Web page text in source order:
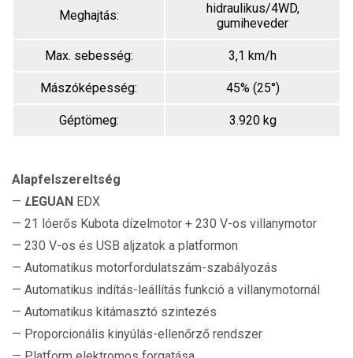
Meghajtás:
hidraulikus/4WD,
gumiheveder
Max. sebesség: 3,1 km/h
Mászóképesség: 45% (25°)
Géptömeg: 3.920 kg
Alapfelszereltség
— LEGUAN EDX
— 21 lóerős Kubota dízelmotor + 230 V-os villanymotor
— 230 V-os és USB aljzatok a platformon
— Automatikus motorfordulatszám-szabályozás
— Automatikus indítás-leállítás funkció a villanymotornál
— Automatikus kitámasztó szintezés
— Proporcionális kinyúlás-ellenőrző rendszer